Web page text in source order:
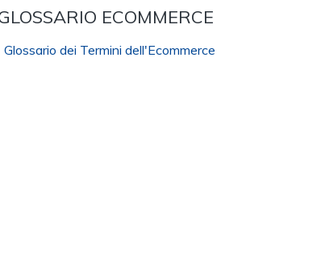
ECOMMERCE
Glossario dei Termini dell'Ecommerce